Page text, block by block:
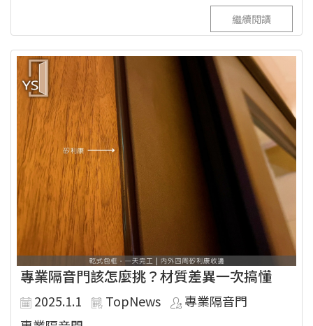
繼續閱讀
專業隔音門該怎麼挑？材質差異一次搞懂
2025.1.1 TopNews
專業隔音門